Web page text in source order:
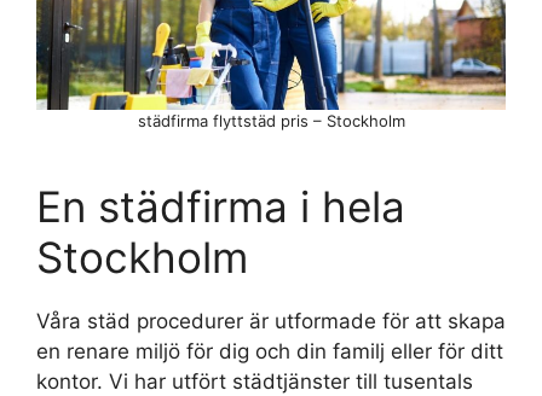
En städfirma i hela
Stockholm
Våra städ procedurer är utformade för att skapa
en renare miljö för dig och din familj eller för ditt
kontor. Vi har utfört städtjänster till tusentals
städfirma flyttstäd pris – Stockholm